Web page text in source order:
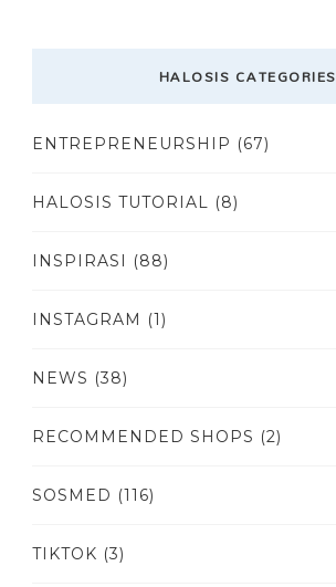
HALOSIS CATEGORIES
ENTREPRENEURSHIP (67)
HALOSIS TUTORIAL (8)
INSPIRASI (88)
INSTAGRAM (1)
NEWS (38)
RECOMMENDED SHOPS (2)
SOSMED (116)
TIKTOK (3)